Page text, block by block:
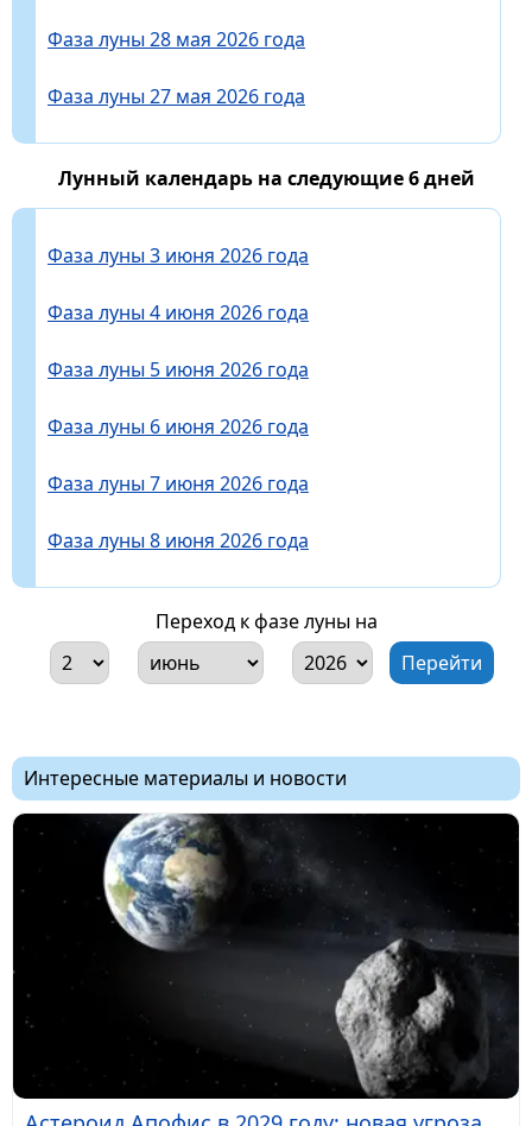
Фаза луны 28 мая 2026 года
Фаза луны 27 мая 2026 года
Лунный календарь на следующие 6 дней
Фаза луны 3 июня 2026 года
Фаза луны 4 июня 2026 года
Фаза луны 5 июня 2026 года
Фаза луны 6 июня 2026 года
Фаза луны 7 июня 2026 года
Фаза луны 8 июня 2026 года
Переход к фазе луны на
Интересные материалы и новости